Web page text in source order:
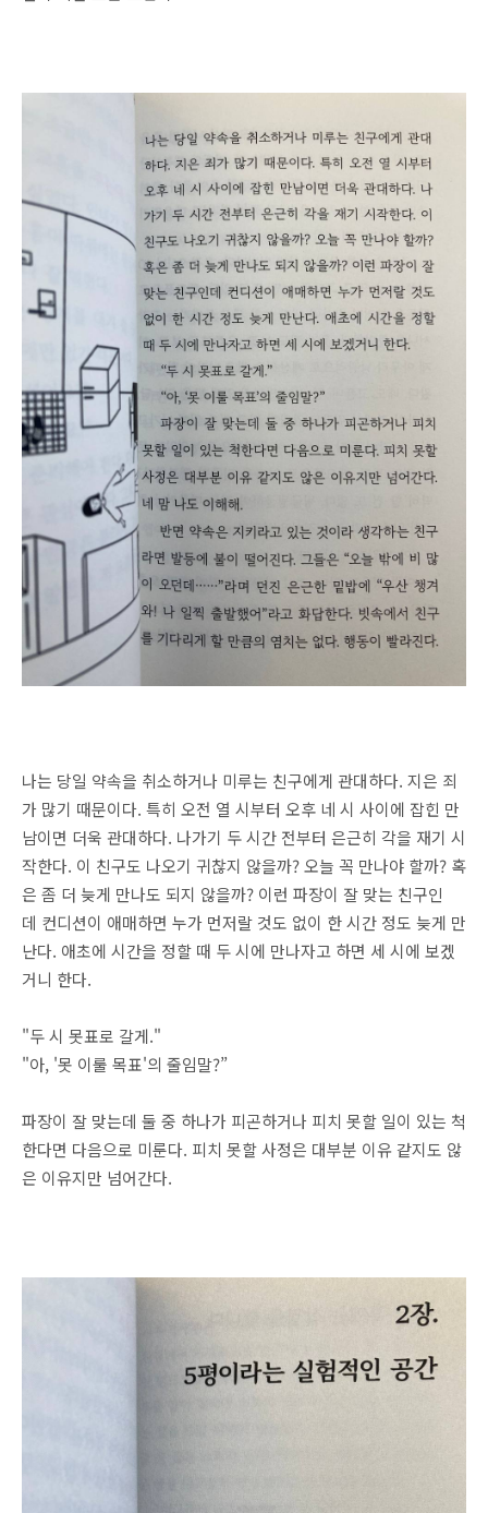
나는 당일 약속을 취소하거나 미루는 친구에게 관대하다. 지은 죄
가 많기 때문이다. 특히 오전 열 시부터 오후 네 시 사이에 잡힌 만
남이면 더욱 관대하다. 나가기 두 시간 전부터 은근히 각을 재기 시
작한다. 이 친구도 나오기 귀찮지 않을까? 오늘 꼭 만나야 할까? 혹
은 좀 더 늦게 만나도 되지 않을까? 이런 파장이 잘 맞는 친구인
데 컨디션이 애매하면 누가 먼저랄 것도 없이 한 시간 정도 늦게 만
난다. 애초에 시간을 정할 때 두 시에 만나자고 하면 세 시에 보겠
거니 한다.
"두 시 못표로 갈게."
"아, '못 이룰 목표'의 줄임말?”
파장이 잘 맞는데 둘 중 하나가 피곤하거나 피치 못할 일이 있는 척
한다면 다음으로 미룬다. 피치 못할 사정은 대부분 이유 같지도 않
은 이유지만 넘어간다.